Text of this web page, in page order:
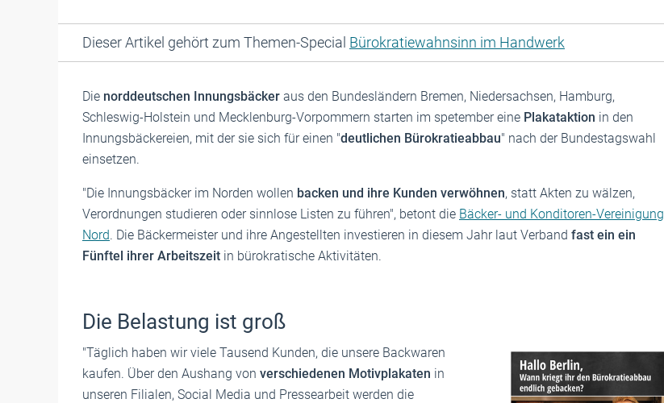
Dieser Artikel gehört zum Themen-Special Bürokratiewahnsinn im Handwerk
Die norddeutschen Innungsbäcker aus den Bundesländern Bremen, Niedersachsen, Hamburg,
Schleswig-Holstein und Mecklenburg-Vorpommern starten im spetember eine Plakataktion in den
Innungsbäckereien, mit der sie sich für einen "deutlichen Bürokratieabbau" nach der Bundestagswahl
einsetzen.
"Die Innungsbäcker im Norden wollen backen und ihre Kunden verwöhnen, statt Akten zu wälzen,
Verordnungen studieren oder sinnlose Listen zu führen", betont die Bäcker- und Konditoren-Vereinigung
Nord. Die Bäckermeister und ihre Angestellten investieren in diesem Jahr laut Verband fast ein ein
Fünftel ihrer Arbeitszeit in bürokratische Aktivitäten.
Die Belastung ist groß
"Täglich haben wir viele Tausend Kunden, die unsere Backwaren
kaufen. Über den Aushang von verschiedenen Motivplakaten in
unseren Filialen, Social Media und Pressearbeit werden die